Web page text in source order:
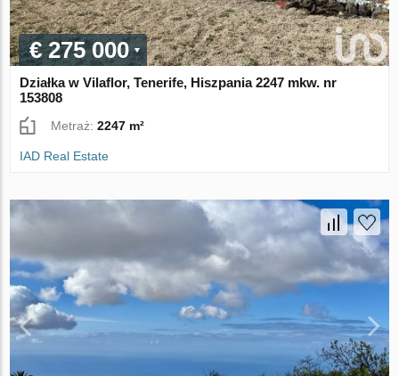
€ 275 000
Działka w Vilaflor, Tenerife, Hiszpania 2247 mkw. nr
153808
Metraż:2247 m²
IAD Real Estate